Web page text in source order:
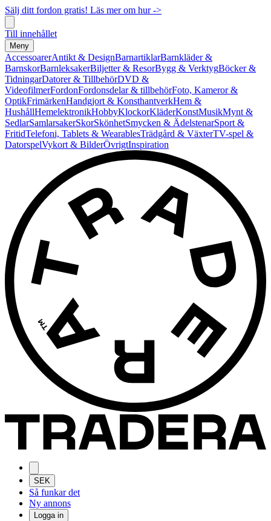
Sälj ditt fordon gratis! Läs mer om hur ->
Till innehållet
Meny
AccessoarerAntikt & DesignBarnartiklarBarnkläder &
BarnskorBarnleksakerBiljetter & ResorBygg & VerktygBöcker &
TidningarDatorer & TillbehörDVD &
VideofilmerFordonFordonsdelar & tillbehörFoto, Kameror &
OptikFrimärkenHandgjort & KonsthantverkHem &
HushållHemelektronikHobbyKlockorKläderKonstMusikMynt &
SedlarSamlarsakerSkorSkönhetSmycken & ÄdelstenarSport &
FritidTelefoni, Tablets & WearablesTrädgård & VäxterTV-spel &
DatorspelVykort & BilderÖvrigtInspiration
SEK
Så funkar det
Ny annons
Logga in